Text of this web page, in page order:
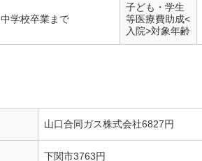
中学校卒業まで
子ども・学生
等医療費助成<
入院>対象年齢
山口合同ガス株式会社6827円
下関市3763円